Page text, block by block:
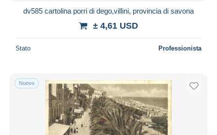
dv585 cartolina porri di dego,villini, provincia di savona
± 4,61 USD
Stato Professionista
Nuovo